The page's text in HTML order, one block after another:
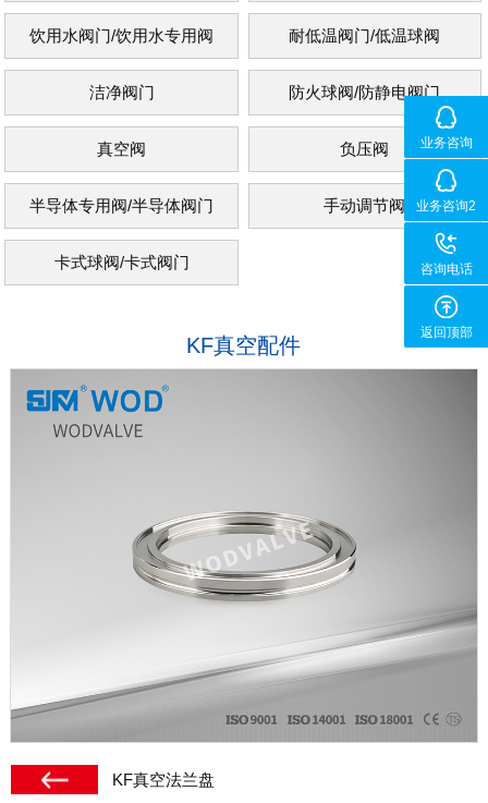
饮用水阀门/饮用水专用阀 耐低温阀门/低温球阀
洁净阀门 防火球阀/防静电阀门
真空阀 负压阀
半导体专用阀/半导体阀门 手动调节阀
卡式球阀/卡式阀门
KF真空配件
KF真空法兰盘
业务咨询
业务咨询2
咨询电话
返回顶部